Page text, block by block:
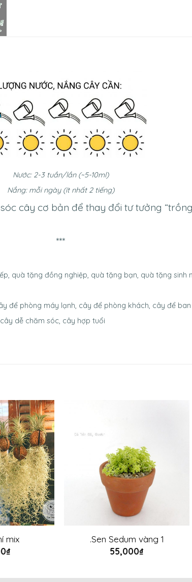
Nước: 2-3 tuần/lần (~5-10ml)
Nắng: mỗi ngày (ít nhất 2 tiếng)
cây cơ bản để thay đổi tư tưởng
***
quà tặng đồng nghiệp, quà tặng bạn, quà tặng
để phòng máy lạnh, cây để phòng khách, cây để
dễ chăm sóc, cây hợp tuổi
mix
₫
.Sen Sedum vàng 1
55,000₫